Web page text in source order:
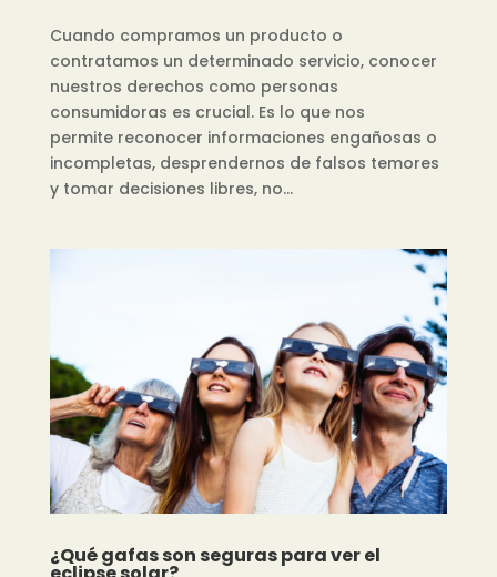
Cuando compramos un producto o
contratamos un determinado servicio, conocer
nuestros derechos como personas
consumidoras es crucial. Es lo que nos
permite reconocer informaciones engañosas o
incompletas, desprendernos de falsos temores
y tomar decisiones libres, no...
¿Qué gafas son seguras para ver el